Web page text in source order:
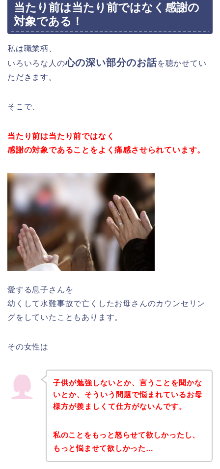
当たり前は当たり前ではなく感謝の
対象である！
私は職業柄、
いろいろな人の心の深い部分のお話を聴かせてい
ただきます。
そこで、
当たり前は当たり前ではなく
感謝の対象であることをよく痛感させられています。
愛する息子さんを
幼くして水難事故で亡くしたお母さんのカウンセリン
グをしていたこともあります。
その女性は
子供が勉強しないとか、言うことを聞かな
いとか、そういう問題で悩まれているお母
様方が羨ましくて仕方がないんです。
私のことをもっと怒らせて欲しかったし、
もっと悩ませて欲しかった…